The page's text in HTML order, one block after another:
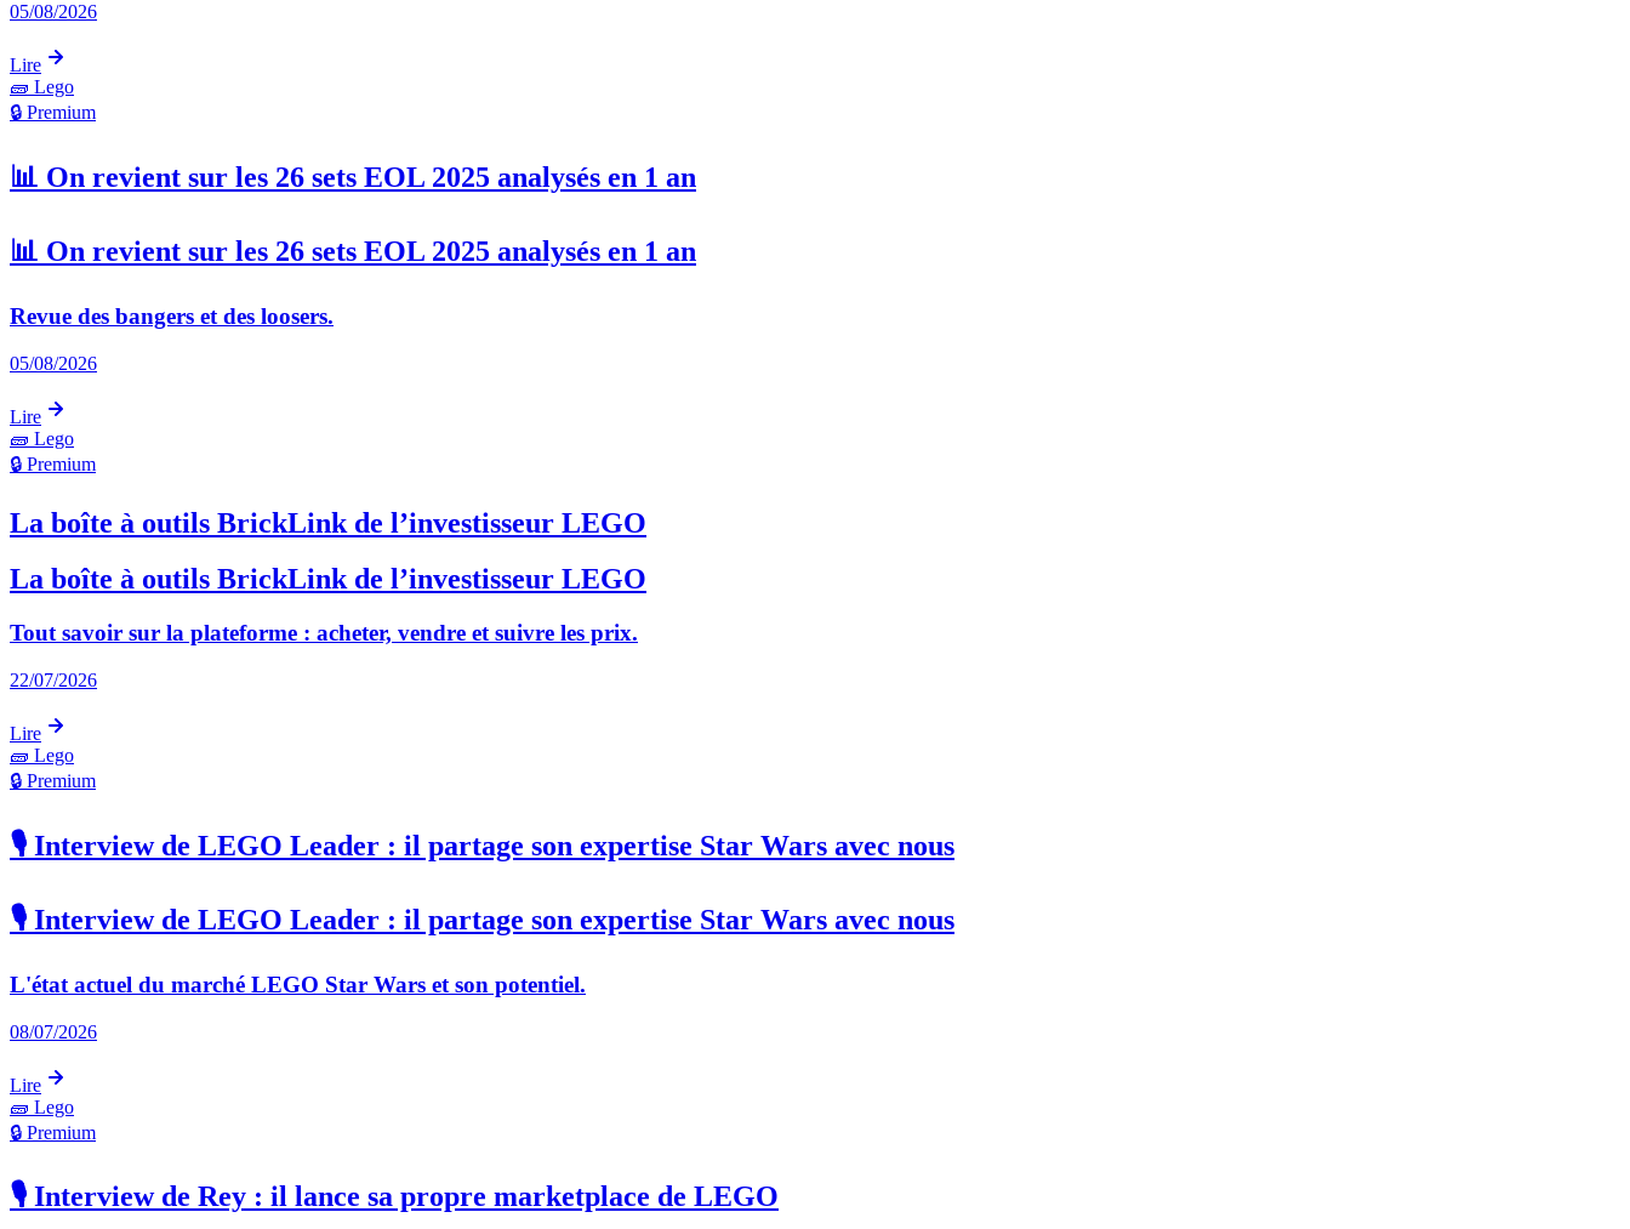
05/08/2026
Lire
🧱 Lego
🔒 Premium
📊 On revient sur les 26 sets EOL 2025 analysés en 1 an
📊 On revient sur les 26 sets EOL 2025 analysés en 1 an
Revue des bangers et des loosers.
05/08/2026
Lire
🧱 Lego
🔒 Premium
La boîte à outils BrickLink de l’investisseur LEGO
La boîte à outils BrickLink de l’investisseur LEGO
Tout savoir sur la plateforme : acheter, vendre et suivre les prix.
22/07/2026
Lire
🧱 Lego
🔒 Premium
🎙️ Interview de LEGO Leader : il partage son expertise Star Wars avec nous
🎙️ Interview de LEGO Leader : il partage son expertise Star Wars avec nous
L'état actuel du marché LEGO Star Wars et son potentiel.
08/07/2026
Lire
🧱 Lego
🔒 Premium
🎙️ Interview de Rey : il lance sa propre marketplace de LEGO